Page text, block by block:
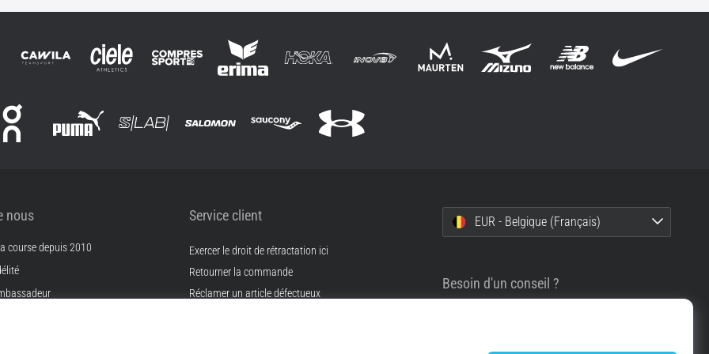
nous
course depuis 2010
Service client
Exercer le droit de rétractation ici
Retourner la commande
Réclamer un article défectueux
EUR - Belgique (Français)
Besoin d'un conseil ?